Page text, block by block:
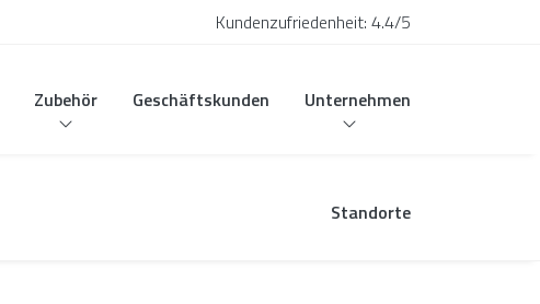
Kundenzufriedenheit: 4.4/5
Zubehör Geschäftskunden Unternehmen
Standorte